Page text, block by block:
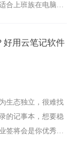
合上班族在电脑上
好用云笔记软件
生态独立，很难找
的记事本，想要稳
签将会是你优秀的